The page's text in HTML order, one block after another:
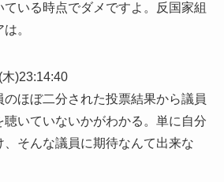
ている時点でダメですよ。反国家組
。
)23:14:40
ほぼ二分された投票結果から議員
聴いていないかがわかる。単に自分
、そんな議員に期待なんて出来な